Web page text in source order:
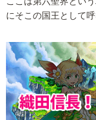
にそこの国王として